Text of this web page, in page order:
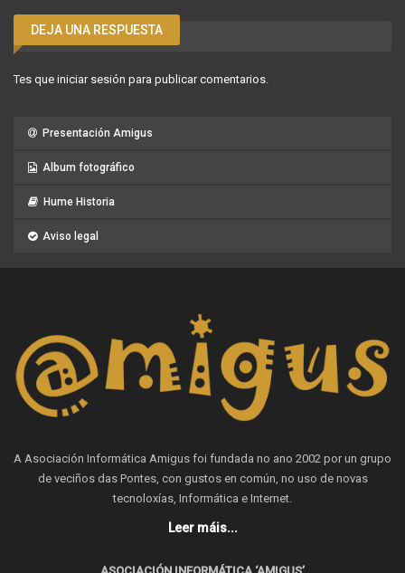
DEJA UNA RESPUESTA
Tes que iniciar sesión para publicar comentarios.
Presentación Amigus
Album fotográfico
Hume Historia
Aviso legal
A Asociación Informática Amigus foi fundada no ano 2002 por un grupo
de veciños das Pontes, con gustos en común, no uso de novas
tecnoloxías, Informática e Internet.
Leer máis...